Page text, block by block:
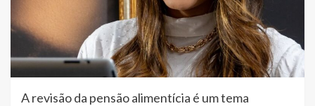
A revisão da pensão alimentícia é um tema